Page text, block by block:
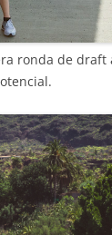
ronda de draft